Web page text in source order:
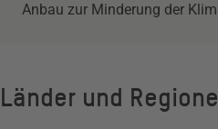
Anbau zur Minderung der
Länder und